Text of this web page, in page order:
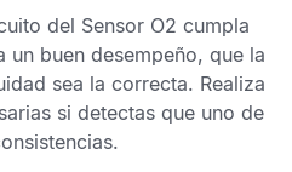
del Sensor O2 cumpla
un buen desempeño, que la
sea la correcta. Realiza
si detectas que uno de